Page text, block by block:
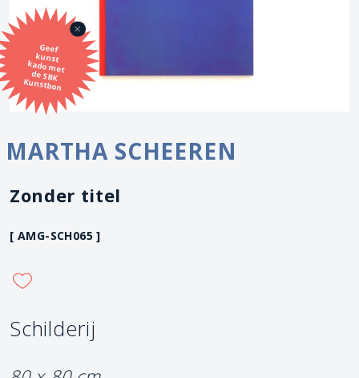
Geef
kunst
kado met
de SBK
Kunstbon
MARTHA SCHEEREN
Zonder titel
[ AMG-SCH065 ]
Schilderij